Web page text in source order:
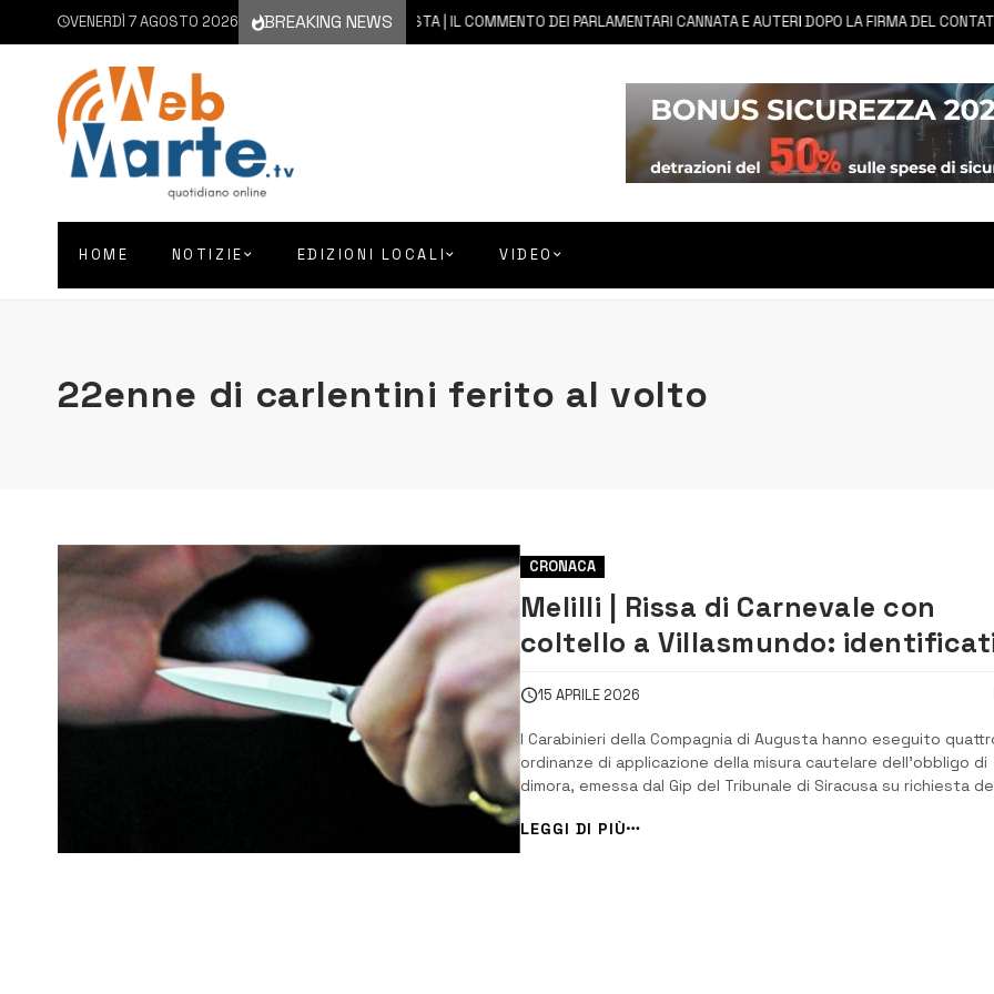
VENERDÌ 7 AGOSTO 2026 BREAKING NEWS
7 AGOSTO 2026 AUGUSTA | IL COMMENTO DEI PARLAMENTARI CANNATA E AUTERI DOPO LA FIRMA DEL CONTATTO
HOME NOTIZIE EDIZIONI LOCALI VIDEO
22enne di carlentini ferito al volto
CRONACA
Melilli | Rissa di Carnevale con
coltello a Villasmundo:
quattro uomini
15 APRILE 2026
I Carabinieri della Compagnia di Augusta hanno eseguito
ordinanze di applicazione della misura cautelare dell’obbligo di
dimora, emessa dal Gip del Tribunale di Siracusa su richiesta
locale Procura della Repubblica che ha coordinato le indagini, a
carico di quattro giovani. Si tratta di due fratelli di 30 e 26 anni
Villasmundo...
LEGGI DI PIÙ